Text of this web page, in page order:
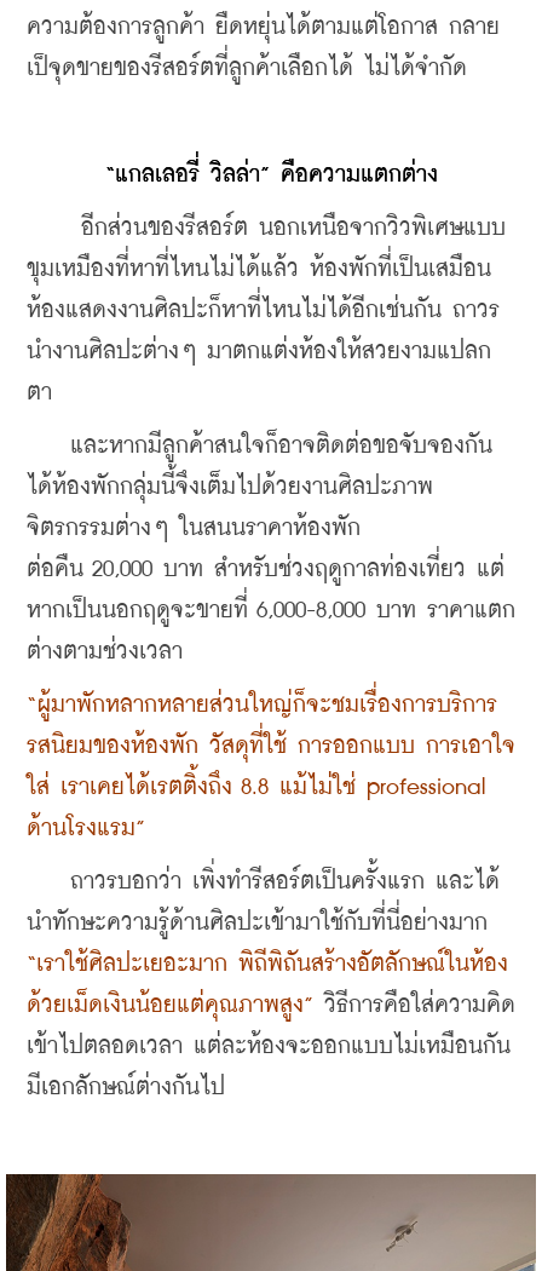
ความต้องการลูกค้า ยืดหยุ่นได้ตามแต่โอกาส กลาย
เป็จุดขายของรีสอร์ตที่ลูกค้าเลือกได้ ไม่ได้จำกัด
“แกลเลอรี่ วิลล่า” คือความแตกต่าง
อีกส่วนของรีสอร์ต นอกเหนือจากวิวพิเศษแบบ
ขุมเหมืองที่หาที่ไหนไม่ได้แล้ว ห้องพักที่เป็นเสมือน
ห้องแสดงงานศิลปะก็หาที่ไหนไม่ได้อีกเช่นกัน ถาวร
นำงานศิลปะต่างๆ มาตกแต่งห้องให้สวยงามแปลก
ตา
และหากมีลูกค้าสนใจก็อาจติดต่อขอจับจองกัน
ได้ห้องพักกลุ่มนี้จึงเต็มไปด้วยงานศิลปะภาพ
จิตรกรรมต่างๆ ในสนนราคาห้องพัก
ต่อคืน 20,000 บาท สำหรับช่วงฤดูกาลท่องเที่ยว แต่
หากเป็นนอกฤดูจะขายที่ 6,000-8,000 บาท ราคาแตก
ต่างตามช่วงเวลา
“ผู้มาพักหลากหลายส่วนใหญ่ก็จะชมเรื่องการบริการ
รสนิยมของห้องพัก วัสดุที่ใช้ การออกแบบ การเอาใจ
ใส่ เราเคยได้เรตติ้งถึง 8.8 แม้ไม่ใช่ professional
ด้านโรงแรม”
ถาวรบอกว่า เพิ่งทำรีสอร์ตเป็นครั้งแรก และได้
“เราใช้ศิลปะเยอะมาก พิถีพิถันสร้างอัตลักษณ์ในห้อง
ด้วยเม็ดเงินน้อยแต่คุณภาพสูง” วิธีการคือใส่ความคิด
เข้าไปตลอดเวลา แต่ละห้องจะออกแบบไม่เหมือนกัน
มีเอกลักษณ์ต่างกันไป